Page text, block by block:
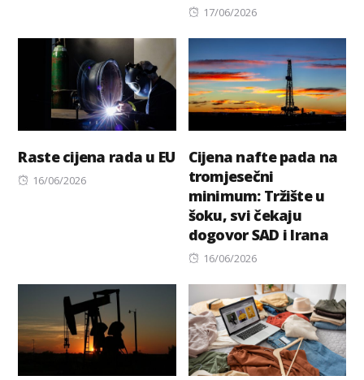
Posted
17/06/2026
Raste cijena rada u EU
Posted
16/06/2026
Cijena nafte pada na
tromjesečni
minimum: Tržište u
šoku, svi čekaju
dogovor SAD i Irana
Posted
16/06/2026